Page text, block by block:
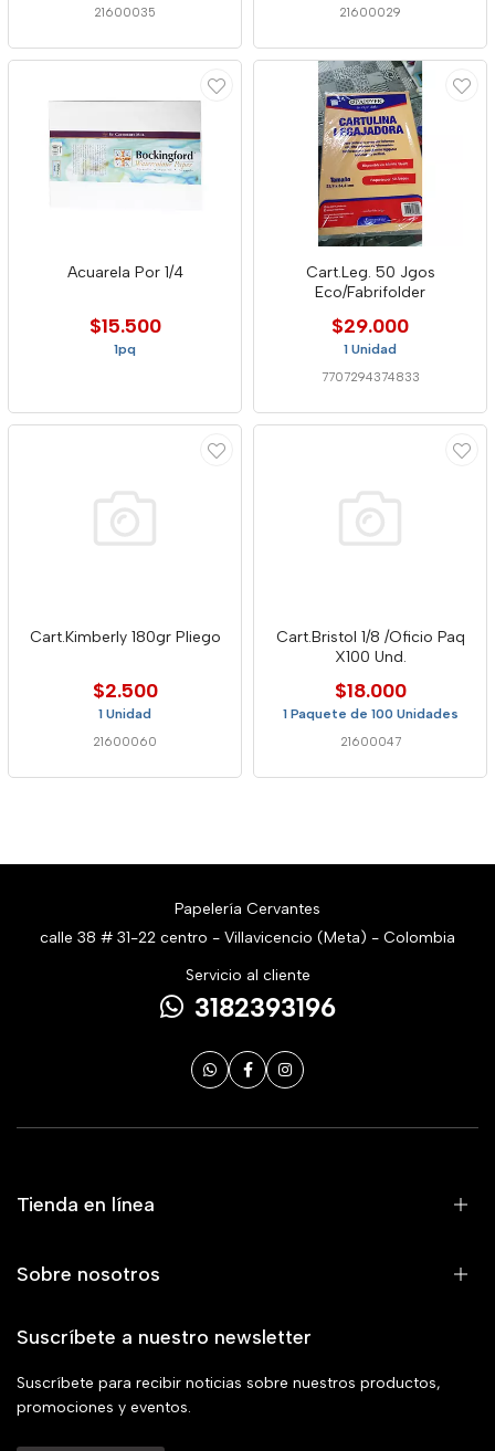
21600035 21600029
Acuarela Por 1/4
$15.500
1pq
Cart.Leg. 50 Jgos
Eco/Fabrifolder
$29.000
1 Unidad
7707294374833
Cart.Kimberly 180gr Pliego
$2.500
1 Unidad
21600060
Cart.Bristol 1/8 /Oficio Paq
X100 Und.
$18.000
1 Paquete de 100 Unidades
21600047
Papelería Cervantes
calle 38 # 31-22 centro - Villavicencio (Meta) - Colombia
Servicio al cliente
3182393196
Tienda en línea
Sobre nosotros
Suscríbete a nuestro newsletter
Suscríbete para recibir noticias sobre nuestros productos,
promociones y eventos.